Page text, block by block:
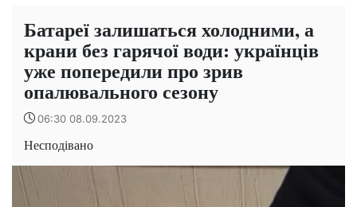
Батареї залишаться холодними, а
крани без гарячої води: українців
уже попередили про зрив
опалювального сезону
06:30 08.09.2023
Несподівано